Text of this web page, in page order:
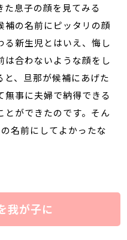
息子の顔を見てみる
の名前にピッタリの顔
る新生児とはいえ、悔し
は合わないような顔をし
、旦那が候補にあげた
事に夫婦で納得できる
ができたのです。そん
名前にしてよかったな
我が子に